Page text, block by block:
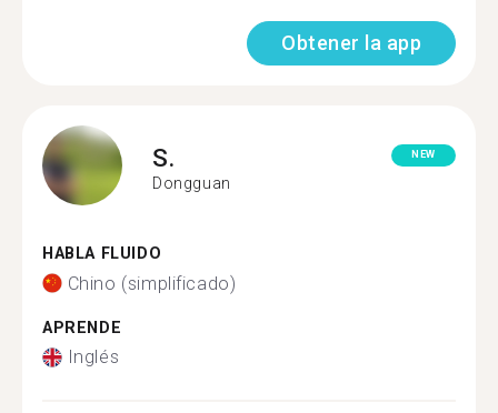
Obtener la app
S.
Dongguan
NEW
HABLA FLUIDO
Chino (simplificado)
APRENDE
Inglés